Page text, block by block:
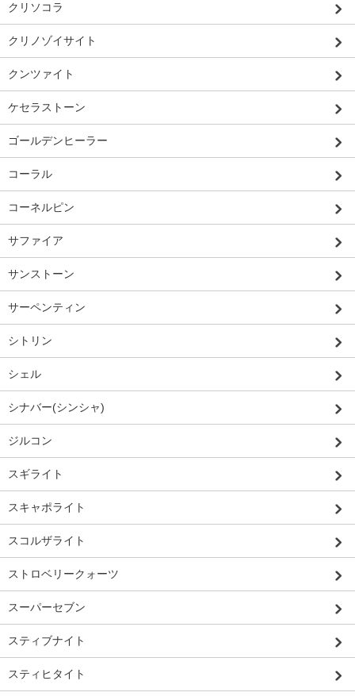
クリソコラ
クリノゾイサイト
クンツァイト
ケセラストーン
ゴールデンヒーラー
コーラル
コーネルピン
サファイア
サンストーン
サーペンティン
シトリン
シェル
シナバー(シンシャ)
ジルコン
スギライト
スキャポライト
スコルザライト
ストロベリークォーツ
スーパーセブン
スティブナイト
スティヒタイト